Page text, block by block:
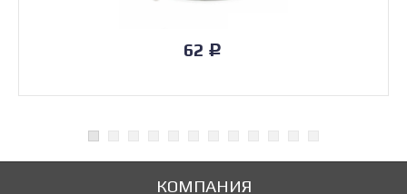
62 Р
КОМПАНИЯ